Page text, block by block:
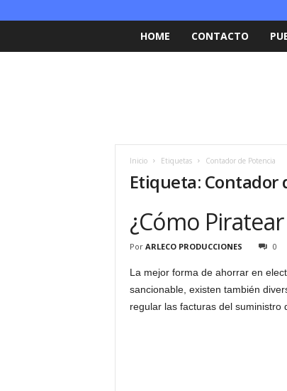
HOME CONTACTO
Inicio Etiquetas Contador de Potencia
Etiqueta: Contador
¿Cómo
Por ARLECO PRODUCCIONES 0
La mejor forma de ahorrar en
sancionable, existen también
regular las facturas del suministro